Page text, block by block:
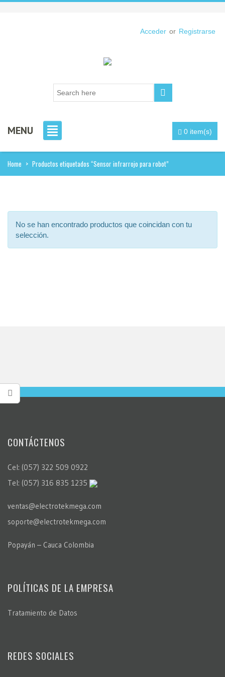
Acceder or Registrarse
MENU 0 item(s)
Home > Productos etiquetados “Sensor infrarrojo para robot”
No se han encontrado productos que coincidan con tu
selección.
CONTÁCTENOS
Cel: (057) 322 509 0922
Tel: (057) 316 835 1235
ventas@electrotekmega.com
soporte@electrotekmega.com
Popayán – Cauca Colombia
POLÍTICAS DE LA EMPRESA
Tratamiento de Datos
REDES SOCIALES